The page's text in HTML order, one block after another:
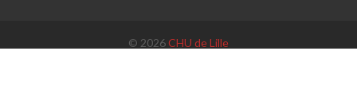
© 2026CHU de Lille